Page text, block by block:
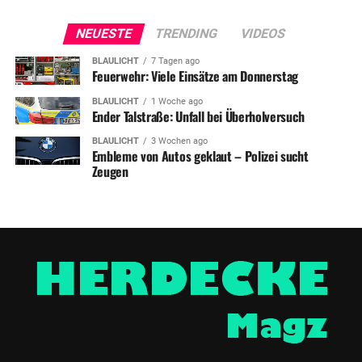
NEUESTE TRENDING VIDEOS
BLAULICHT 7 Tagen ago
Feuerwehr: Viele Einsätze am Donnerstag
BLAULICHT 1 Woche ago
Ender Talstraße: Unfall bei Überholversuch
BLAULICHT 3 Wochen ago
Embleme von Autos geklaut – Polizei sucht
Zeugen